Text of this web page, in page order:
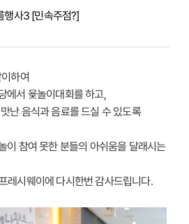
사3 [민속주점?]
하여
에서 윷놀이대회를 하고,
난 음식과 음료를 드실 수 있도록
이 참여 못한 분들의 아쉬움을 달래시는
레시웨이에 다시한번 감사드립니다.